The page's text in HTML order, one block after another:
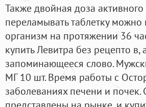
Также двойная доза
переламывать таблетку
организм на протяжении 36
купить Левитра без рецепто
запоминающееся слово.
МГ 10 шт. Время работы с
заболеваниях печени и почек.